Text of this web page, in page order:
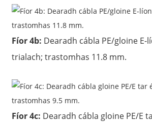
Fíor 4b: Dearadh cábla PE/gloine E-
trialach; trastomhas 11.8 mm.
Fíor 4c: Dearadh cábla gloine PE/E